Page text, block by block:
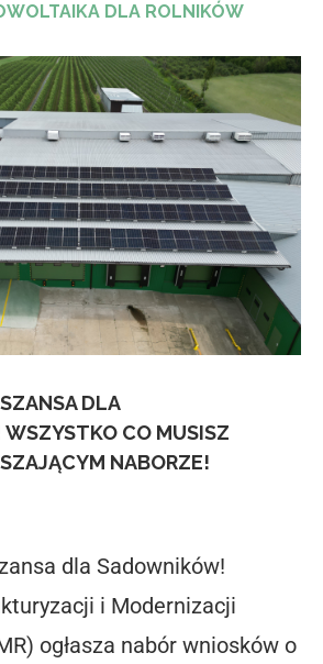
DLA ROLNIKÓW
DLA
CO MUSISZ
NABORZE!
dla Sadowników!
i Modernizacji
ogłasza nabór wniosków o